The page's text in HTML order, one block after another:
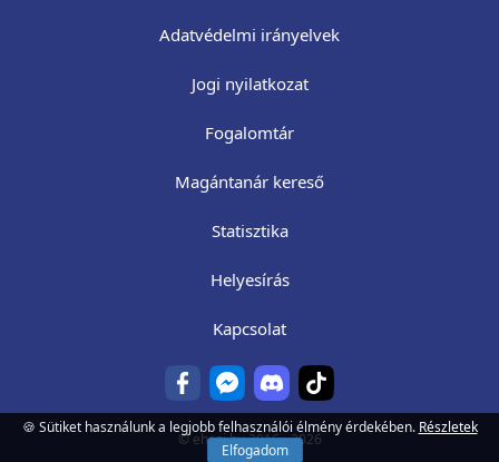
Adatvédelmi irányelvek
Jogi nyilatkozat
Fogalomtár
Magántanár kereső
Statisztika
Helyesírás
Kapcsolat
©ehazi.hu2016 - 2026
🍪 Sütiket használunk a legjobb felhasználói élmény érdekében. Részletek
Elfogadom